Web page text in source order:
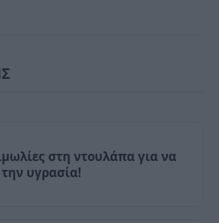
στη ντουλάπα για να
την υγρασία!